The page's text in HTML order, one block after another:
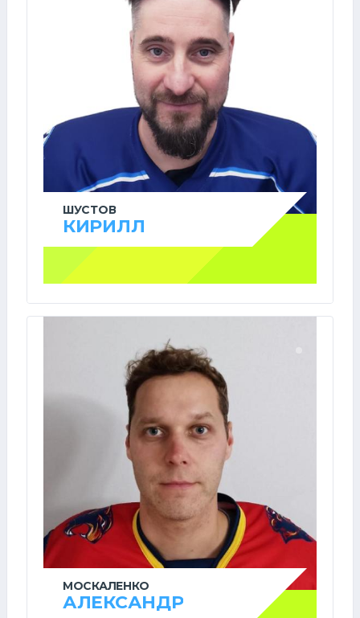
ШУСТОВ
КИРИЛЛ
МОСКАЛЕНКО
АЛЕКСАНДР